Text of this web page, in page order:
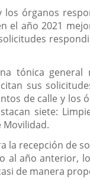
órganos
el año 2021
tónica
sus
de calle y los
siete:
Movilidad.
recepción de
al año anterior,
de manera